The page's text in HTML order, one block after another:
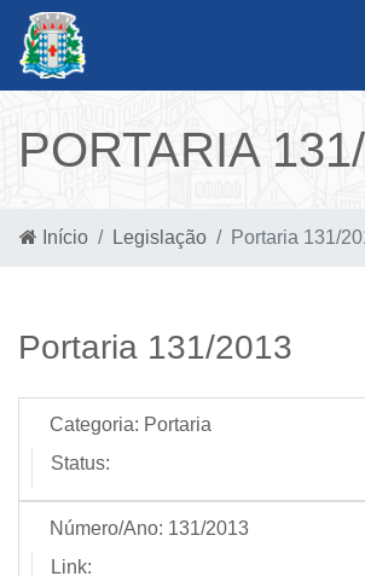
PORTARIA
Início Legislação Portaria 131/
Portaria 131/2013
Categoria: Portaria
Status:
Número/Ano: 131/2013
Link: